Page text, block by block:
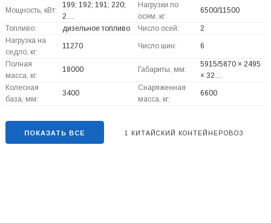
Мощность, кВт:
199; 192; 191; 220;
2…
Нагрузки по
осям, кг:
6500/11500
Топливо: дизельное топливо Число осей:
2
Нагрузка на
седло, кг:
11270 Число шин: 6
Полная
масса, кг:
18000 Габариты, мм:
5915/5870 × 2495
× 32…
Колесная
база, мм:
3400
Снаряженная
масса, кг:
6600
ПОКАЗАТЬ ВСЕ 1 КИТАЙСКИЙ КОНТЕЙНЕРОВОЗ